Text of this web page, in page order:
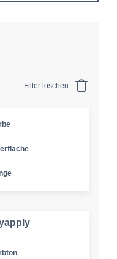
Filter löschen